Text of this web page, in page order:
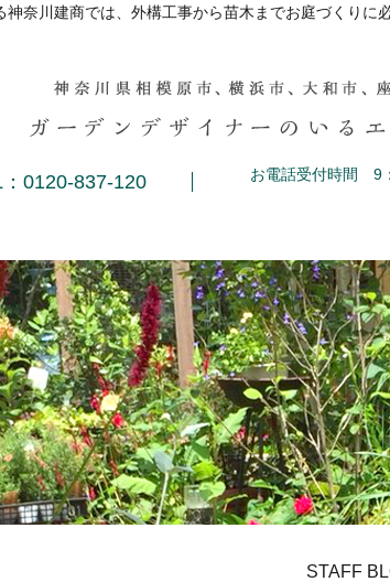
神奈川建商では、外構工事から苗木までお庭づくりに
0120-837-120 お電話受付時間 9
STAFF